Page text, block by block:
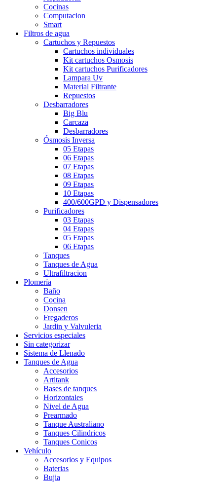
Cocinas
Computacion
Smart
Filtros de agua
Cartuchos y Repuestos
Cartuchos individuales
Kit cartuchos Osmosis
Kit cartuchos Purificadores
Lampara Uv
Material Filtrante
Repuestos
Desbarradores
Big Blu
Carcaza
Desbarradores
Ósmosis Inversa
05 Etapas
06 Etapas
07 Etapas
08 Etapas
09 Etapas
10 Etapas
400/600GPD y Dispensadores
Purificadores
03 Etapas
04 Etapas
05 Etapas
06 Etapas
Tanques
Tanques de Agua
Ultrafiltracion
Plomería
Baño
Cocina
Donsen
Fregaderos
Jardin y Valvuleria
Servicios especiales
Sin categorizar
Sistema de Llenado
Tanques de Agua
Accesorios
Artitank
Bases de tanques
Horizontales
Nivel de Agua
Prearmado
Tanque Australiano
Tanques Cilindricos
Tanques Conicos
Vehículo
Accesorios y Equipos
Baterias
Bujia